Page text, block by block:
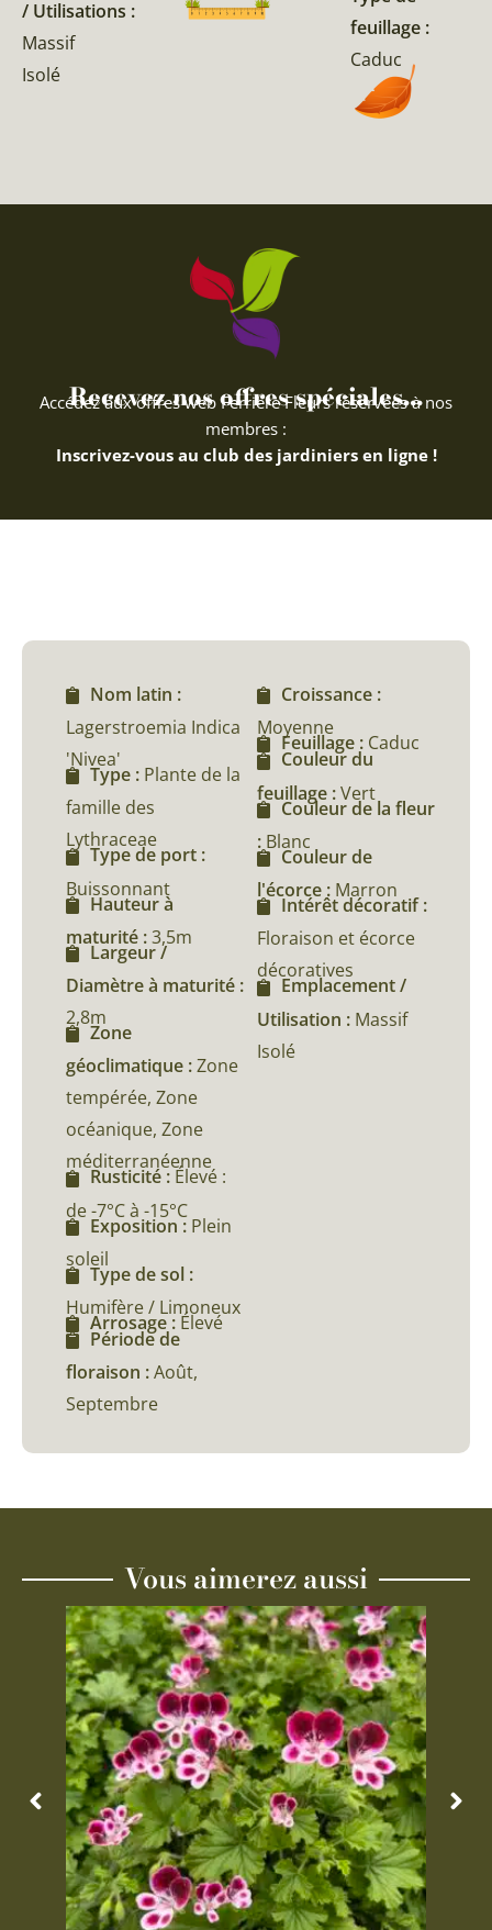
/ Utilisations :
Massif
Isolé
feuillage :
Caduc
Recevez nos offres spéciales...
Accédez aux offres web Ferriere Fleurs réservées à nos
membres :
Inscrivez-vous au club des jardiniers en ligne !
Nom latin :
Lagerstroemia Indica
'Nivea'
Type : Plante de la
famille des
Lythraceae
Type de port :
Buissonnant
Hauteur à
maturité :3,5m
Largeur /
Diamètre à maturité :
2,8m
Zone
géoclimatique :Zone
tempérée, Zone
océanique, Zone
méditerranéenne
Rusticité : Élevé :
de -7°C à -15°C
Exposition : Plein
soleil
Type de sol :
Humifère / Limoneux
Arrosage : Élevé
Période de
floraison :Août,
Septembre
Croissance :
Moyenne
Feuillage : Caduc
Couleur du
feuillage :Vert
Couleur de la fleur
: Blanc
Couleur de
l'écorce : Marron
Intérêt décoratif :
Floraison et écorce
décoratives
Emplacement /
Utilisation : Massif
Isolé
Vous aimerez aussi